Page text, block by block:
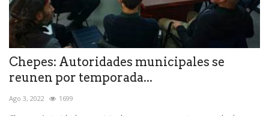
Chepes: Autoridades municipales se
reunen por temporada...
Ago 3, 2022 1699